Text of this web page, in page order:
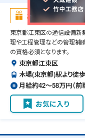
お祝い金
東京都江東区の通信設備新
理や工程管理などの管理補
の資格必須となります。
東京都江東区
木場(東京都)駅より徒
月給約42〜58万円（前
お気に入り